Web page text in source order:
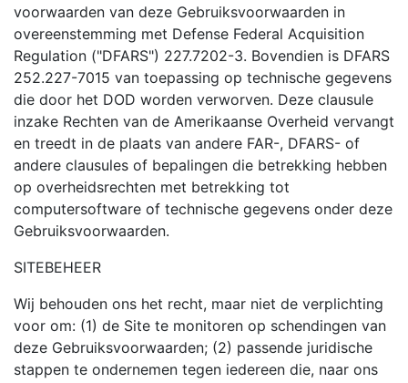
voorwaarden van deze Gebruiksvoorwaarden in
overeenstemming met Defense Federal Acquisition
Regulation ("DFARS") 227.7202-3. Bovendien is DFARS
252.227-7015 van toepassing op technische gegevens
die door het DOD worden verworven. Deze clausule
inzake Rechten van de Amerikaanse Overheid vervangt
en treedt in de plaats van andere FAR-, DFARS- of
andere clausules of bepalingen die betrekking hebben
op overheidsrechten met betrekking tot
computersoftware of technische gegevens onder deze
Gebruiksvoorwaarden.
SITEBEHEER
Wij behouden ons het recht, maar niet de verplichting
voor om: (1) de Site te monitoren op schendingen van
deze Gebruiksvoorwaarden; (2) passende juridische
stappen te ondernemen tegen iedereen die, naar ons